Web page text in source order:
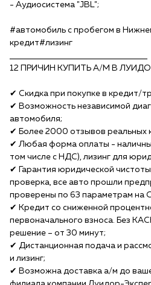
- Аудиосистема "JBL";
#автомобиль с пробегом в
кредит#лизинг
12 ПРИЧИН КУПИTЬ A/М B
✔ Скидка при покупке в кредит/
✔ Возможность независимой
автомобиля;
✔ Более 2000 отзывов реальных
✔ Любая форма оплаты -
том числе с НДС), лизинг для
✔ Гарантия юридической
проверка, все авто прошли
проверены по 63 параметрам на
✔ Кредит со сниженной
первоначального взноса. Без
решение – от 30 минут;
✔ Дистанционная подача и
и лизинг;
✔ Возможна доставка а/м до